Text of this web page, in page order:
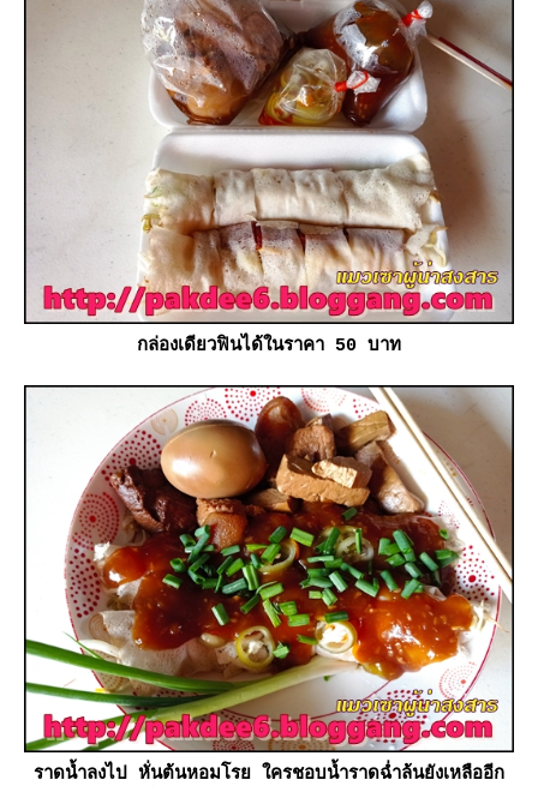
กล่องเดียวฟินได้ในราคา 50 บาท
ราดน้ำลงไป หั่นต้นหอมโรย ใครชอบน้ำราดฉ่ำล้นยังเหลืออีก